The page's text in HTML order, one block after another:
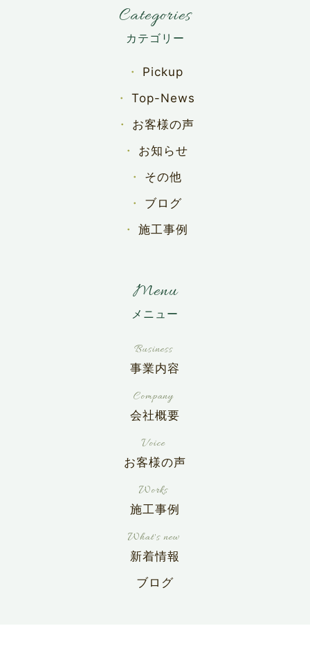
Categories
Pickup
Top-News
お客様の声
お知らせ
その他
ブログ
施工事例
Menu
事業内容
会社概要
お客様の声
施工事例
新着情報
ブログ